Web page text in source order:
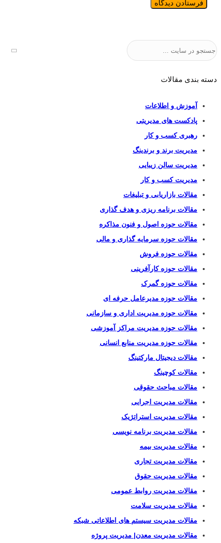
جستجو
دسته بندی مقالات
آموزش و اطلاعات
پادکست های مدیریتی
رهبری کسب و کار
مدیریت برند و برندینگ
مدیریت سالن زیبایی
مدیریت کسب و کار
مقالات بازاریابی و تبلیغات
مقالات برنامه ریزی و هدف گذاری
مقالات حوزه اصول و فنون مذاکره
مقالات حوزه سرمایه گذاری و مالی
مقالات حوزه فروش
مقالات حوزه کارآفرینی
مقالات حوزه گمرک
مقالات حوزه مدیرعامل حرفه ای
مقالات حوزه مدیریت اداری و سازمانی
مقالات حوزه مدیریت مراکز آموزشی
مقالات حوزه مدیریت منابع انسانی
مقالات دیجیتال مارکتینگ
مقالات کوچینگ
مقالات مباحث حقوقی
مقالات مدیریت اجرایی
مقالات مدیریت استراتژیک
مقالات مدیریت برنامه نویسی
مقالات مدیریت بیمه
مقالات مدیریت تجاری
مقالات مدیریت حقوق
مقالات مدیریت روابط عمومی
مقالات مدیریت سلامت
مقالات مدیریت سیستم های اطلاعاتی شبکه
مقالات مدیریت معدن| مدیریت پروژه